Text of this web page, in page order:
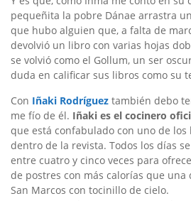
pequeñita la pobre Dánae arrastra
que hubo alguien que, a falta de
devolvió un libro con varias hojas
se volvió como el Gollum, un ser
duda en calificar sus libros como su
Con Iñaki Rodríguez también debo
me fío de él. Iñaki es el cocinero
que está confabulado con uno de
dentro de la revista. Todos los días
entre cuatro y cinco veces para
de postres con más calorías que una
San Marcos con tocinillo de cielo.